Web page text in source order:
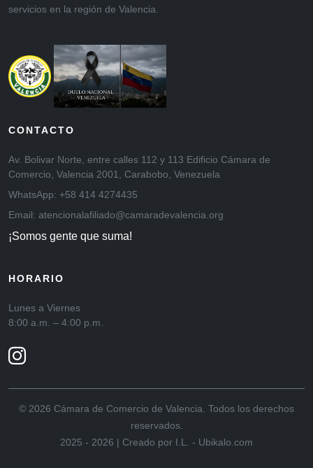
servicios en la región de Valencia.
CONTACTO
Av. Bolivar Norte, entre calles 112 y 113 Edificio Cámara de
Comercio, Valencia 2001, Carabobo, Venezuela
WhatsApp: +58 414 4274435
Email: atencionalafiliado@camaradevalencia.org
¡Somos gente que suma!
HORARIO
Lunes a Viernes
8:00 a.m. – 4:00 p.m.
© 2026 Cámara de Comercio de Valencia. Todos los derechos
reservados.
2025 - 2026 | Creado por I.L. - Ubikalo.com